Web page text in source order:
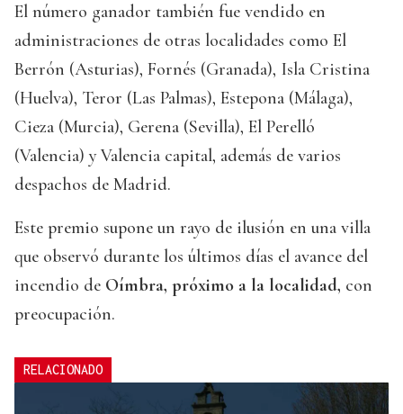
El número ganador también fue vendido en
administraciones de otras localidades como El
Berrón (Asturias), Fornés (Granada), Isla Cristina
(Huelva), Teror (Las Palmas), Estepona (Málaga),
Cieza (Murcia), Gerena (Sevilla), El Perelló
(Valencia) y Valencia capital, además de varios
despachos de Madrid.
Este premio supone un rayo de ilusión en una villa
que observó durante los últimos días el avance del
incendio de Oímbra, próximo a la localidad, con
preocupación.
RELACIONADO